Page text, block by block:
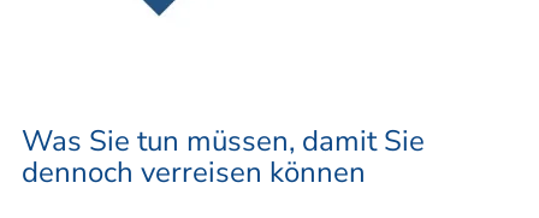
Was Sie tun müssen, damit Sie
dennoch verreisen können